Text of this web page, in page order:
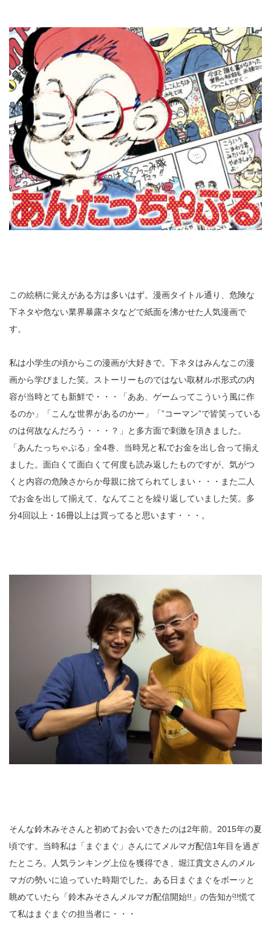
この絵柄に覚えがある方は多いはず。漫画タイトル通り、危険な
下ネタや危ない業界暴露ネタなどで紙面を沸かせた人気漫画で
す。
私は小学生の頃からこの漫画が大好きで。下ネタはみんなこの漫
画から学びました笑。ストーリーものではない取材ルポ形式の内
容が当時とても新鮮で・・・「ああ、ゲームってこういう風に作
るのか」「こんな世界があるのかー」「”コーマン”で皆笑っている
のは何故なんだろう・・・？」と多方面で刺激を頂きました。
「あんたっちゃぶる」全4巻、当時兄と私でお金を出し合って揃え
ました。面白くて面白くて何度も読み返したものですが、気がつ
くと内容の危険さからか母親に捨てられてしまい・・・また二人
でお金を出して揃えて、なんてことを繰り返していました笑。多
分4回以上・16冊以上は買ってると思います・・・。
そんな鈴木みそさんと初めてお会いできたのは2年前。2015年の夏
頃です。当時私は「まぐまぐ」さんにてメルマガ配信1年目を過ぎ
たところ。人気ランキング上位を獲得でき、堀江貴文さんのメル
マガの勢いに迫っていた時期でした。ある日まぐまぐをボーッと
眺めていたら「鈴木みそさんメルマガ配信開始!!」の告知が!!慌て
て私はまぐまぐの担当者に・・・